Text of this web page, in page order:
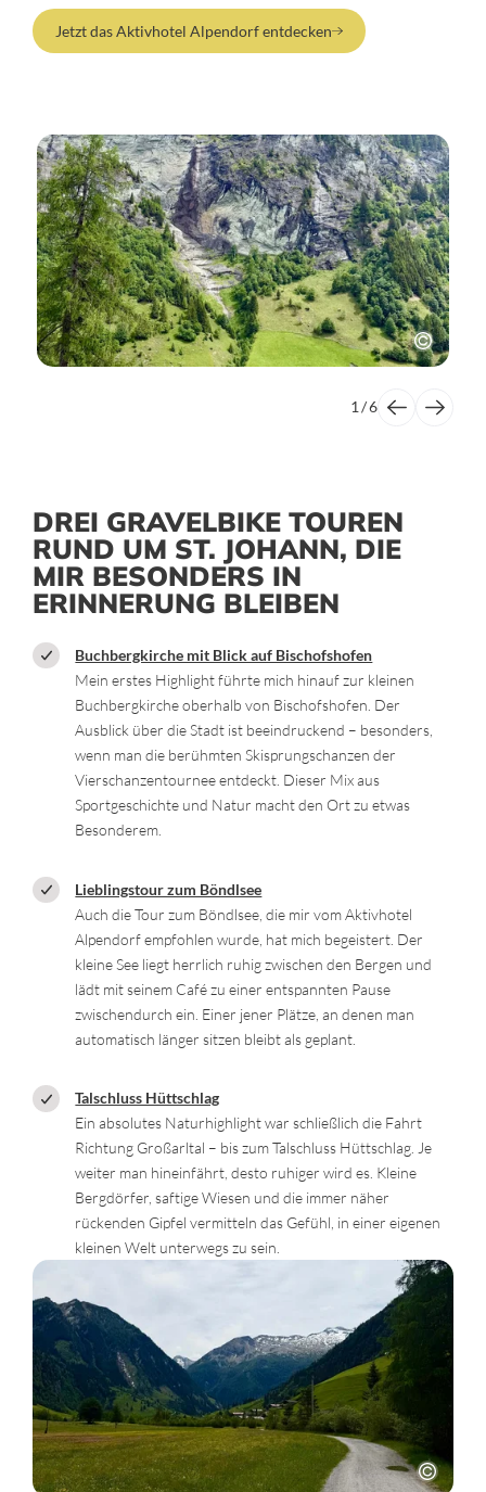
Jetzt das Aktivhotel Alpendorf entdecken
1 /6
DREI GRAVELBIKE TOUREN
RUND UM ST. JOHANN, DIE
MIR BESONDERS IN
ERINNERUNG BLEIBEN
Buchbergkirche mit Blick auf Bischofshofen
Mein erstes Highlight führte mich hinauf zur kleinen
Buchbergkirche oberhalb von Bischofshofen. Der
Ausblick über die Stadt ist beeindruckend – besonders,
wenn man die berühmten Skisprungschanzen der
Vierschanzentournee entdeckt. Dieser Mix aus
Sportgeschichte und Natur macht den Ort zu etwas
Besonderem.
Lieblingstour zum Böndlsee
Auch die Tour zum Böndlsee, die mir vom Aktivhotel
Alpendorf empfohlen wurde, hat mich begeistert. Der
kleine See liegt herrlich ruhig zwischen den Bergen und
lädt mit seinem Café zu einer entspannten Pause
zwischendurch ein. Einer jener Plätze, an denen man
automatisch länger sitzen bleibt als geplant.
Talschluss Hüttschlag
Ein absolutes Naturhighlight war schließlich die Fahrt
Richtung Großarltal – bis zum Talschluss Hüttschlag. Je
weiter man hineinfährt, desto ruhiger wird es. Kleine
Bergdörfer, saftige Wiesen und die immer näher
rückenden Gipfel vermitteln das Gefühl, in einer eigenen
kleinen Welt unterwegs zu sein.